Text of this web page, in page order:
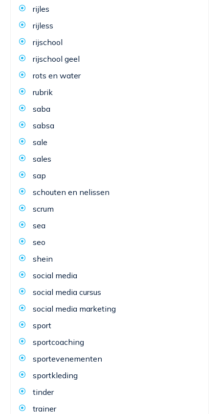
rijles
rijless
rijschool
rijschool geel
rots en water
rubrik
saba
sabsa
sale
sales
sap
schouten en nelissen
scrum
sea
seo
shein
social media
social media cursus
social media marketing
sport
sportcoaching
sportevenementen
sportkleding
tinder
trainer